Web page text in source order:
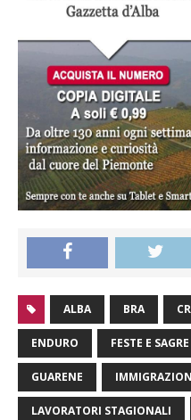
ALBA BRA
ENDURO FESTE E SAGRE
GUARENE
LAVORATORI STAGIONALI